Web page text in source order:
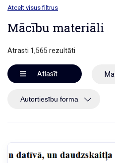
Atcelt visus filtrus
Mācību materiāli
Atrasti 1,565 rezultāti
Atlasīt